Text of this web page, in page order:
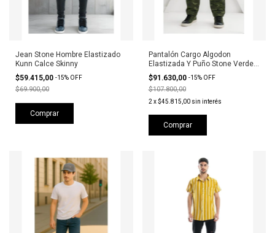
Jean Stone Hombre Elastizado
Kunn Calce Skinny
$59.415,00 -15% OFF
$69.900,00
Comprar
Pantalón Cargo Algodon
Elastizada Y Puño Stone Verde
Militar
$91.630,00 -15% OFF
$107.800,00
2 x$45.815,00 sin interés
Comprar